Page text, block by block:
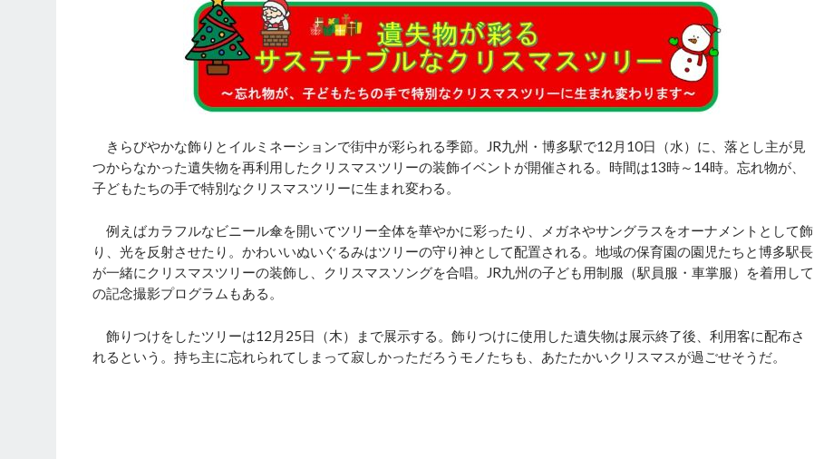
きらびやかな飾りとイルミネーションで街中が彩られる季節。JR九州・博多駅で12月10日（水）に、落とし主が見
つからなかった遺失物を再利用したクリスマスツリーの装飾イベントが開催される。時間は13時～14時。忘れ物が、
子どもたちの手で特別なクリスマスツリーに生まれ変わる。
例えばカラフルなビニール傘を開いてツリー全体を華やかに彩ったり、メガネやサングラスをオーナメントとして飾
り、光を反射させたり。かわいいぬいぐるみはツリーの守り神として配置される。地域の保育園の園児たちと博多駅長
が一緒にクリスマスツリーの装飾し、クリスマスソングを合唱。JR九州の子ども用制服（駅員服・車掌服）を着用して
の記念撮影プログラムもある。
飾りつけをしたツリーは12月25日（木）まで展示する。飾りつけに使用した遺失物は展示終了後、利用客に配布さ
れるという。持ち主に忘れられてしまって寂しかっただろうモノたちも、あたたかいクリスマスが過ごせそうだ。